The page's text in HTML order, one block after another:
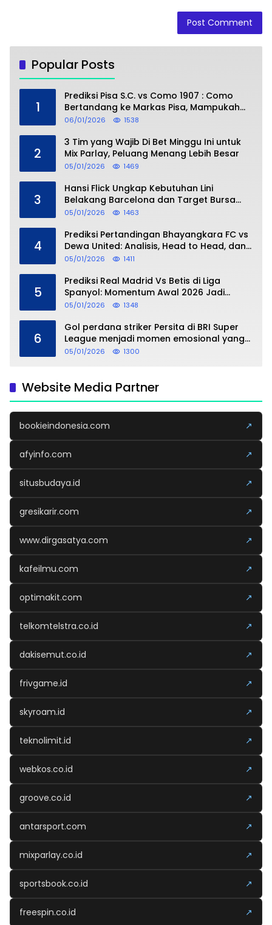
Popular Posts
1
Prediksi Pisa S.C. vs Como 1907 : Como
Bertandang ke Markas Pisa, Mampukah
Asuhan Cesc Fàbregas Mencuri Poin?
06/01/2026 1538
2
3 Tim yang Wajib Di Bet Minggu Ini untuk
Mix Parlay, Peluang Menang Lebih Besar
05/01/2026 1469
3
Hansi Flick Ungkap Kebutuhan Lini
Belakang Barcelona dan Target Bursa
Transfer Januari
05/01/2026 1463
4
Prediksi Pertandingan Bhayangkara FC vs
Dewa United: Analisis, Head to Head, dan
Perkiraan Skor
05/01/2026 1411
5
Prediksi Real Madrid Vs Betis di Liga
Spanyol: Momentum Awal 2026 Jadi
Taruhan
05/01/2026 1348
6
Gol perdana striker Persita di BRI Super
League menjadi momen emosional yang
dipersembahkan untuk sang buah hati
05/01/2026 1300
Website Media Partner
bookieindonesia.com ↗
afyinfo.com ↗
situsbudaya.id ↗
gresikarir.com ↗
www.dirgasatya.com ↗
kafeilmu.com ↗
optimakit.com ↗
telkomtelstra.co.id ↗
dakisemut.co.id ↗
frivgame.id ↗
skyroam.id ↗
teknolimit.id ↗
webkos.co.id ↗
groove.co.id ↗
antarsport.com ↗
mixparlay.co.id ↗
sportsbook.co.id ↗
freespin.co.id ↗